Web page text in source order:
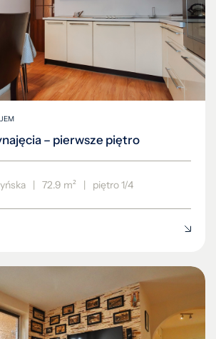
– pierwsze piętro
| 72.9 m² | piętro 1/4